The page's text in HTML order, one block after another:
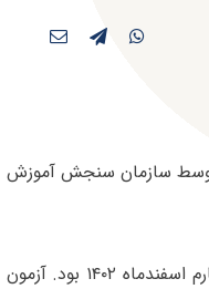
و پاسخنامه کلیدی کنکور کارشناسی ارشد مدیریت کشاورزی ۱۴۰۳ توسط سازمان سنجش آموزش
صبح و عصر چهارم اسفندماه ۱۴۰۲ بود. آزمون